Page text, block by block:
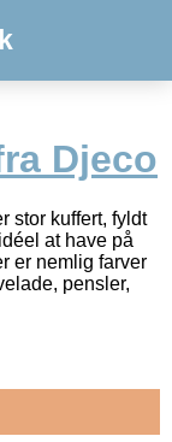
Djeco
stor kuffert, fyldt
at have på
er nemlig farver
pensler,